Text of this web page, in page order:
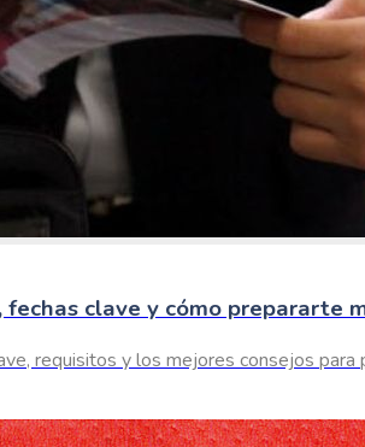
fechas clave y cómo prepararte
requisitos y los mejores consejos